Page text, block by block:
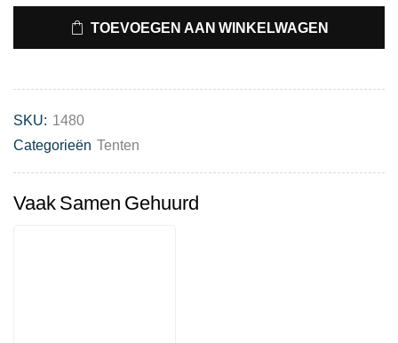
TOEVOEGEN AAN WINKELWAGEN
SKU: 1480
Categorieën Tenten
Vaak Samen Gehuurd